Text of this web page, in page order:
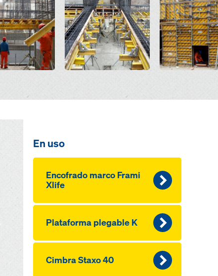
En uso
Encofrado marco Frami
Xlife
Plataforma plegable K
Cimbra Staxo 40